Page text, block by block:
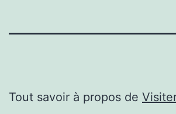
Tout savoir à propos de